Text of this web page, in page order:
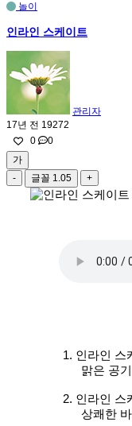
놀이
인라인 스케이트
관리자
17년 전 19272
0
0
가
-
글꼴 1.05 +
1. 인라인 스
맑은 공
2. 인라인 스
상쾌한